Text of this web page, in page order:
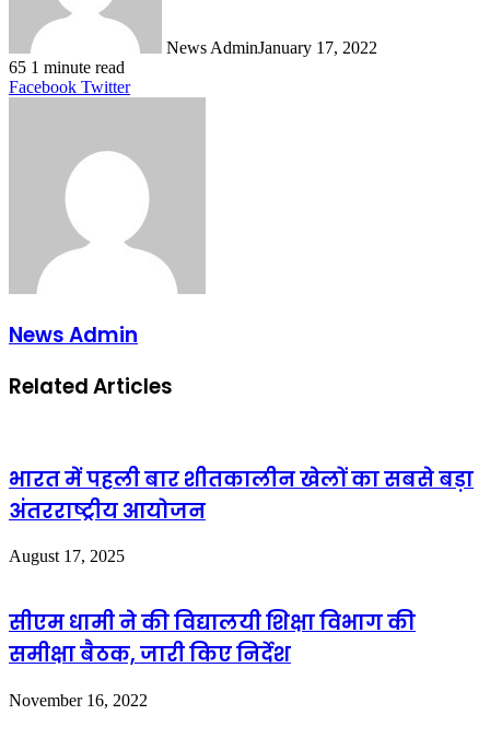
News AdminJanuary 17, 2022
65 1 minute read
Facebook TwitterLinkedIn
Tumblr
Pinterest
Reddit
VKontakte
Share
Print
News Admin
Related Articles
भारत में पहली बार शीतकालीन खेलों का सबसे बड़ा
अंतरराष्ट्रीय आयोजन
August 17, 2025
सीएम धामी ने की विद्यालयी शिक्षा विभाग की
समीक्षा बैठक, जारी किए निर्देश
November 16, 2022